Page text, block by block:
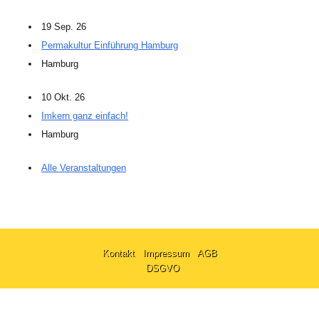
19 Sep. 26
Permakultur Einführung Hamburg
Hamburg
10 Okt. 26
Imkern ganz einfach!
Hamburg
Alle Veranstaltungen
Kontakt Impressum
AGB
DSGVO